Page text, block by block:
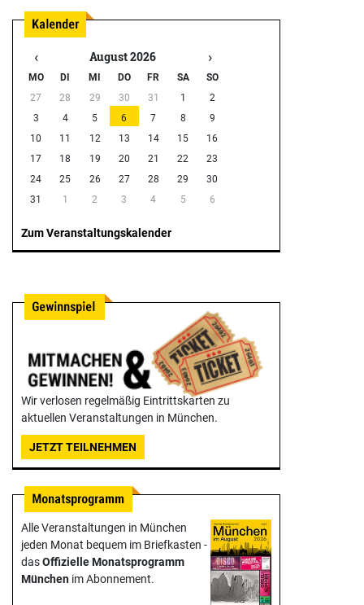
‹ August 2026 ›
MO DI MI DO FR SA
SO
27
28 29 30 31 1
2
3
4 5 6 7 8
9
10
11 12 13 14 15
16
17
18 19 20 21 22
23
24
25 26 27 28 29
30
31
1 2 3 4 5 6
Zum Veranstaltungskalender
Wir verlosen regelmäßig Eintrittskarten zu
aktuellen Veranstaltungen in München.
JETZT TEILNEHMEN
Alle Veranstaltungen in München
jeden Monat bequem im Briefkasten -
dasOffizielle Monats­programm
München im Abonnement.